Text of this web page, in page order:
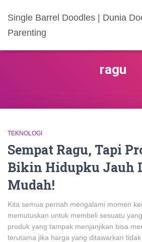
Single Barrel Doodles | Dunia
Parenting
ragu
TEKNOLOGI
Sempat Ragu, Tapi
Bikin Hidupku Jauh
Mudah!
Kita semua pernah mengalami momen
memutuskan untuk membeli sesuatu
produk yang tampak menjanjikan bisa
terutama jika harga yang ditawarkan